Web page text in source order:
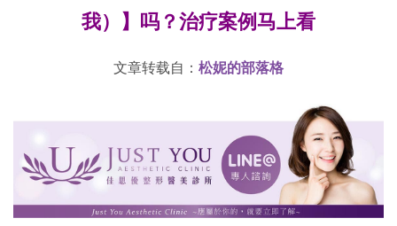
我）】吗？治疗案例马上看
文章转载自： 松妮的部落格